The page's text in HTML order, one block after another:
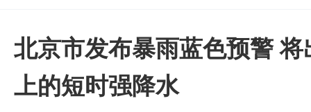
北京市发布暴雨蓝色预警
上的短时强降水